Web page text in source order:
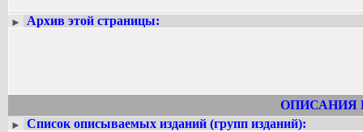
подвергнутая у М.
просветительский взгляд на
французских материалистов 18 в.
► Архив этой страницы:
ОПИСАНИЯ
► Список описываемых изданий (групп изданий):